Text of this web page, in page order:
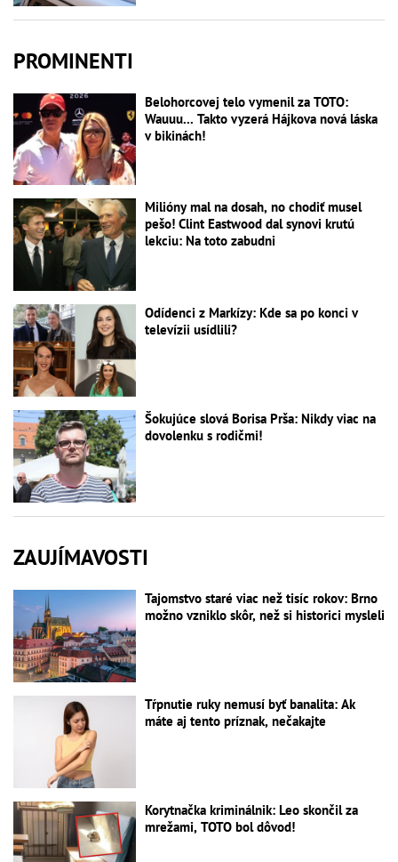
PROMINENTI
Belohorcovej telo vymenil za TOTO:
Wauuu... Takto vyzerá Hájkova nová láska
v bikinách!
Milióny mal na dosah, no chodiť musel
pešo! Clint Eastwood dal synovi krutú
lekciu: Na toto zabudni
Odídenci z Markízy: Kde sa po konci v
televízii usídlili?
Šokujúce slová Borisa Prša: Nikdy viac na
dovolenku s rodičmi!
ZAUJÍMAVOSTI
Tajomstvo staré viac než tisíc rokov: Brno
možno vzniklo skôr, než si historici mysleli
Tŕpnutie ruky nemusí byť banalita: Ak
máte aj tento príznak, nečakajte
Korytnačka kriminálnik: Leo skončil za
mrežami, TOTO bol dôvod!